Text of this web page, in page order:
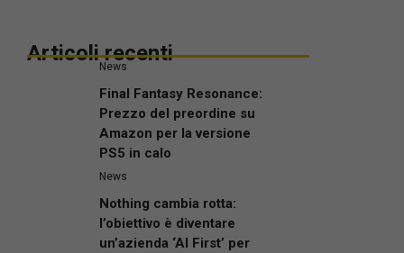
Articoli recenti
News
Final Fantasy Resonance:
Prezzo del preordine su
Amazon per la versione
PS5 in calo
News
Nothing cambia rotta:
l’obiettivo è diventare
un’azienda ‘AI First’ per